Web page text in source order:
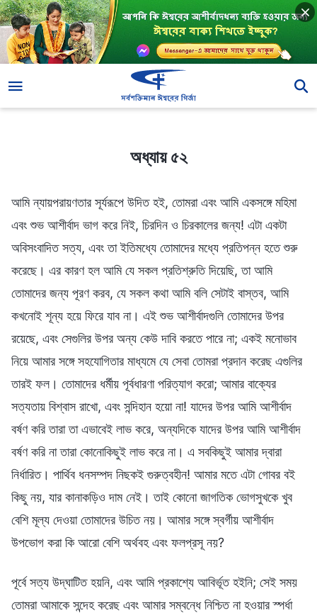
অধ্যায় ৫২
আমি ন্যায়পরায়ণতার সূর্যরূপে উদিত হই, তোমরা এবং আমি একসঙ্গে মহিমা
এবং শুভ আশীর্বাদ ভাগ করে নিই, চিরদিন ও চিরকালের জন্য! এটা একটা
অবিসংবাদিত সত্য, এবং তা ইতিমধ্যে তোমাদের মধ্যে প্রতিপন্ন হতে শুরু
করেছে। এর কারণ হল আমি যে সকল প্রতিশ্রুতি দিয়েছি, তা আমি
তোমাদের জন্য পূরণ করব, যে সকল কথা আমি বলি সেটাই বাস্তব, আমি
কখনোই শূন্য হয়ে ফিরে যাব না। এই শুভ আশীর্বাদগুলি তোমাদের উপর
রয়েছে, এবং সেগুলির উপর অন্য কেউ দাবি করতে পারে না; একই মনোভাব
নিয়ে আমার সঙ্গে সহযোগিতার মাধ্যমে যে সেবা তোমরা প্রদান করেছ এগুলির
তারই ফল। তোমাদের ধর্মীয় পূর্বধারণা পরিত্যাগ করো; আমার বাক্যের
সত্যতায় বিশ্বাস রাখো, এবং সন্দিহান হয়ো না! যাদের উপর আমি আশীর্বাদ
বর্ষণ করি তারা তা এভাবেই লাভ করে, অন্যদিকে যাদের উপর আমি আশীর্বাদ
বর্ষণ করি না তারা কোনোকিছুই লাভ করে না। এ সবকিছুই আমার দ্বারা
নির্ধারিত। পার্থিব ধনসম্পদ নিছকই গুরুত্বহীন! আমার মতে এটা গোবর বই
কিছু নয়, যার কানাকড়িও দাম নেই। তাই কোনো জাগতিক ভোগসুখকে খুব
বেশি মূল্য দেওয়া তোমাদের উচিত নয়। আমার সঙ্গে স্বর্গীয় আশীর্বাদ
উপভোগ করা কি আরো বেশি অর্থবহ এবং ফলপ্রসূ নয়?
পূর্বে সত্য উদ্‌ঘাটিত হয়নি, এবং আমি প্রকাশ্যে আবির্ভূত হইনি; সেই সময়
তোমরা আমাকে সন্দেহ করেছ এবং আমার সম্বন্ধে নিশ্চিত না হওয়ার স্পর্ধা